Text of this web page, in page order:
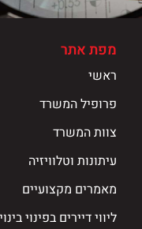
מפת אתר
ראשי
פרופיל המשרד
צוות המשרד
עיתונות וטלוויזיה
מאמרים מקצועיים
ליווי דיירים בפינוי בינוי